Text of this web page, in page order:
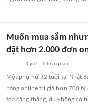
Muốn mua sắm
đặt hơn 2.000 đơn
3 giờ 2 liên quan
Một phụ nữ 32 tuổi tại Nhật
hàng online trị giá hơn 700 tỷ
tỏa căng thẳng, dù không có